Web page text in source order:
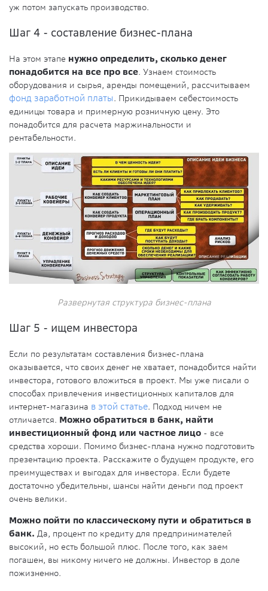
уж потом запускать производство.
Шаг 4 - составление бизнес-плана
На этом этапе нужно определить, сколько денег
понадобится на все про все. Узнаем стоимость
оборудования и сырья, аренды помещений, рассчитываем
фонд заработной платы. Прикидываем себестоимость
единицы товара и примерную розничную цену. Это
понадобится для расчета маржинальности и
рентабельности.
Развернутая структура бизнес-плана
Шаг 5 - ищем инвестора
Если по результатам составления бизнес-плана
оказывается, что своих денег не хватает, понадобится найти
инвестора, готового вложиться в проект. Мы уже писали о
способах привлечения инвестиционных капиталов для
интернет-магазина в этой статье. Подход ничем не
отличается. Можно обратиться в банк, найти
инвестиционный фонд или частное лицо - все
средства хороши. Помимо бизнес-плана нужно подготовить
презентацию проекта. Расскажите о будущем продукте, его
преимуществах и выгодах для инвестора. Если будете
достаточно убедительны, шансы найти деньги под проект
очень велики.
Можно пойти по классическому пути и обратиться в
банк. Да, процент по кредиту для предпринимателей
высокий, но есть большой плюс. После того, как заем
погашен, вы никому ничего не должны. Инвестор в доле
пожизненно.